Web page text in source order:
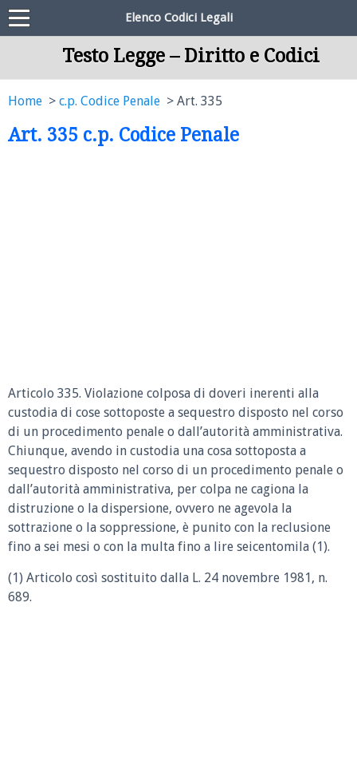
Elenco Codici Legali
Testo Legge – Diritto e Codici
Home c.p. Codice Penale Art. 335
Art. 335 c.p. Codice Penale
Articolo 335. Violazione colposa di doveri inerenti alla
custodia di cose sottoposte a sequestro disposto nel corso
di un procedimento penale o dall’autorità amministrativa.
Chiunque, avendo in custodia una cosa sottoposta a
sequestro disposto nel corso di un procedimento penale o
dall’autorità amministrativa, per colpa ne cagiona la
distruzione o la dispersione, ovvero ne agevola la
sottrazione o la soppressione, è punito con la reclusione
fino a sei mesi o con la multa fino a lire seicentomila (1).
(1) Articolo così sostituito dalla L. 24 novembre 1981, n.
689.